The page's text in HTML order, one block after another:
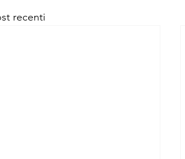
recenti